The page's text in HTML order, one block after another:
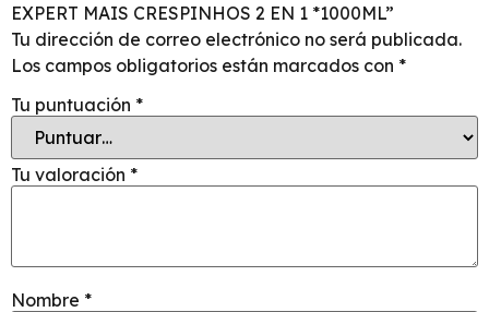
EXPERT MAIS CRESPINHOS 2 EN 1 *1000ML”
Tu dirección de correo electrónico no será publicada.
Los campos obligatorios están marcados con *
Tu puntuación *
Tu valoración *
Nombre *